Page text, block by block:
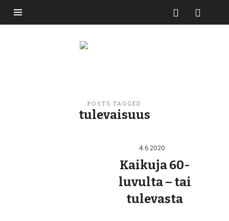
Buzzikuski
POSTS TAGGED
tulevaisuus
4.6.2020
Kaikuja 60-
luvulta – tai
tulevasta